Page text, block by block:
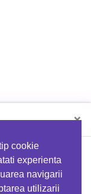
cookie
experienta
navigarii
utilizarii
×